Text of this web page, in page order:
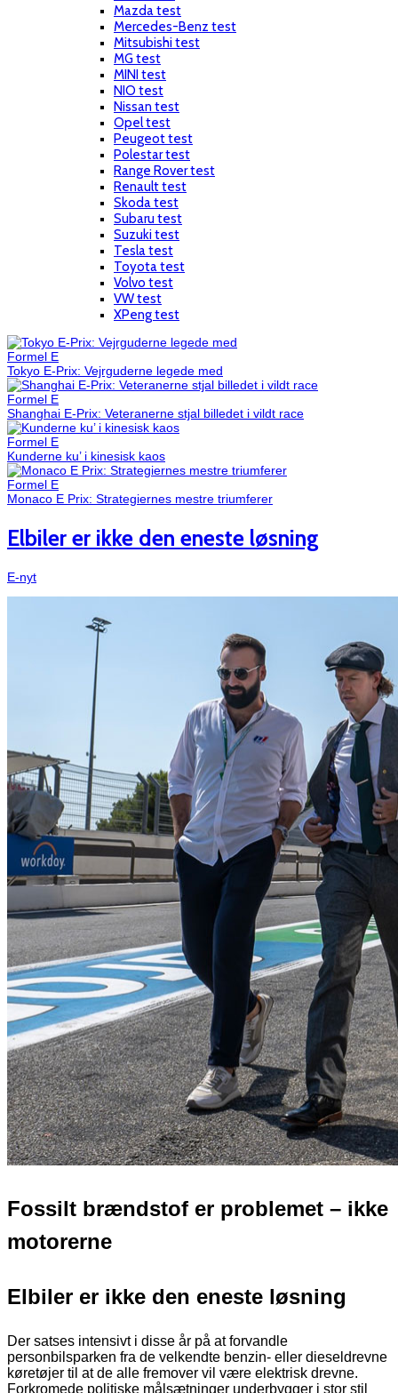
Mazda test
Mercedes-Benz test
Mitsubishi test
MG test
MINI test
NIO test
Nissan test
Opel test
Peugeot test
Polestar test
Range Rover test
Renault test
Skoda test
Subaru test
Suzuki test
Tesla test
Toyota test
Volvo test
VW test
XPeng test
Formel E
Tokyo E-Prix: Vejrguderne legede med
Formel E
Shanghai E-Prix: Veteranerne stjal billedet i vildt race
Formel E
Kunderne ku’ i kinesisk kaos
Formel E
Monaco E Prix: Strategiernes mestre triumferer
Elbiler er ikke den eneste løsning
E-nyt
Fossilt brændstof er problemet – ikke
motorerne
Elbiler er ikke den eneste løsning
Der satses intensivt i disse år på at forvandle
personbilsparken fra de velkendte benzin- eller dieseldrevne
køretøjer til at de alle fremover vil være elektrisk drevne.
Forkromede politiske målsætninger underbygger i stor stil